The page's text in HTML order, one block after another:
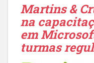
Martins &
na
em
turmas